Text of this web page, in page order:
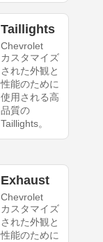
Taillights
Chevrolet
カスタマイズ
された外観と
性能のために
使用される高
品質の
Taillights。
Exhaust
Chevrolet
カスタマイズ
された外観と
性能のために